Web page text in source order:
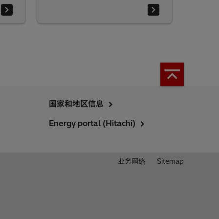
国家和地区信息
Energy portal (Hitachi)
业务网络 Sitemap